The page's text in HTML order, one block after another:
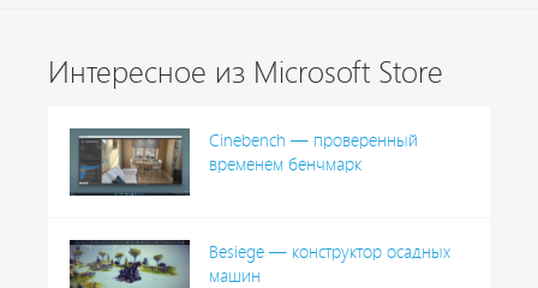
Интересное из Microsoft Store
Cinebench — проверенный
временем бенчмарк
Besiege — конструктор осадных
машин